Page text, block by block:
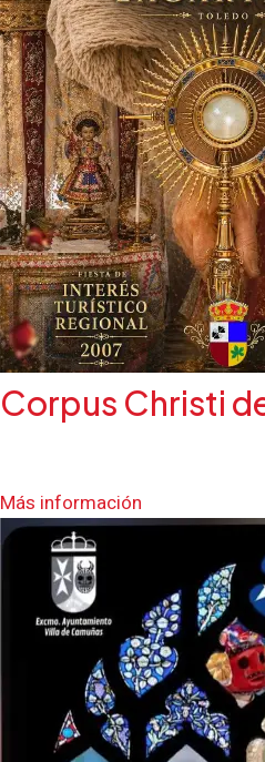
Corpus Christi
Más información